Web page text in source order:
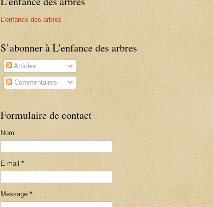
L'enfance des arbres
S’abonner à L'enfance des arbres
Articles
Commentaires
Formulaire de contact
Nom
E-mail *
Message *